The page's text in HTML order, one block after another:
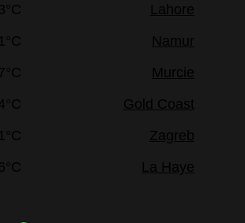
Lahore
Namur
Murcie
Gold Coast
Zagreb
La Haye